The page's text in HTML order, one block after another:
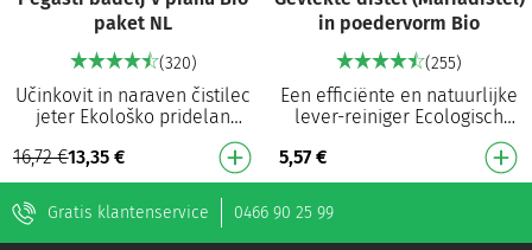
paket NL
(320)
Učinkovit in naraven čistilec
jeter Ekološko pridelan
Obnavlja poškodovane
celice jetrnega tkiva …
16,72€13,35€
in poedervorm Bio
(255)
Een efficiënte en natuurlijke
lever-reiniger Ecologisch
geteeld Helpt de lever te
beschadigde leverwe…
5,57€
Gratis klantenservice 0466 90 25 99